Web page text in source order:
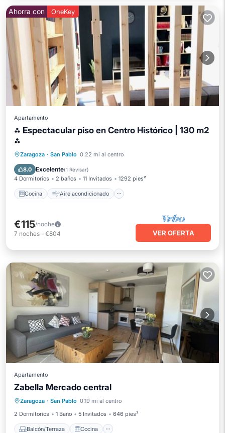
Ahorra con OneKey
Apartamento
⁂ Espectacular piso en Centro Histórico | 130 m2
⁂
Zaragoza · San Pablo 0.22 mi al centro
8.0 Excelente(1 Revisar)
4 Dormitorios 2 baños 11 Invitados 1292 pies²
Cocina Aire acondicionado
Cocina Aire acondicionado
Apto para niños
€115/noche
7 noches - €804 VER OFERTA
Apartamento
Zabella Mercado central
Zaragoza · San Pablo 0.19 mi al centro
2 Dormitorios
1 Baño 5 Invitados 646 pies²
Balcón/Terraza Cocina
Balcón/Terraza
Cocina
Aire acondicionado